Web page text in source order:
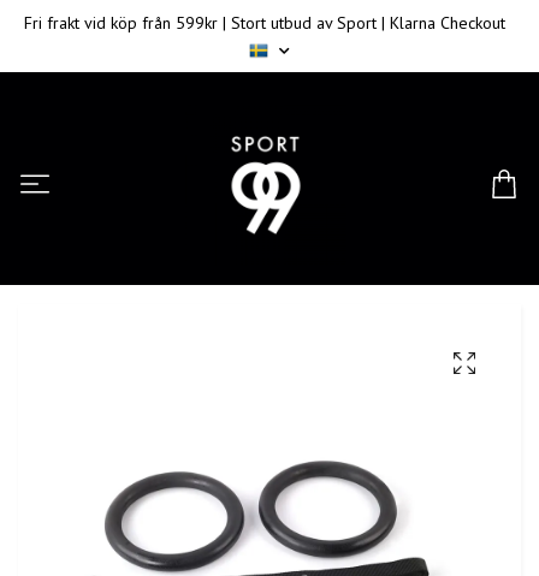
Fri frakt vid köp från 599kr | Stort utbud av Sport | Klarna Checkout